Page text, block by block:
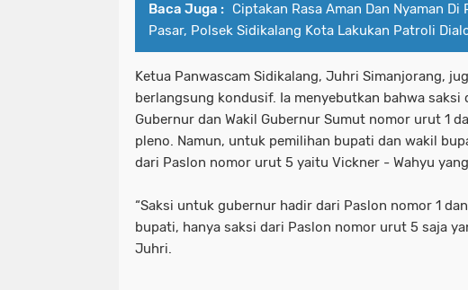
Baca Juga : Ciptakan Rasa Aman Dan Nyaman Di
Pasar, Polsek Sidikalang Kota Lakukan Patroli
Ketua Panwascam Sidikalang, Juhri Simanjorang,
berlangsung kondusif. Ia menyebutkan bahwa saksi
Gubernur dan Wakil Gubernur Sumut nomor urut 1
pleno. Namun, untuk pemilihan bupati dan wakil
dari Paslon nomor urut 5 yaitu Vickner - Wahyu
“Saksi untuk gubernur hadir dari Paslon nomor 1
bupati, hanya saksi dari Paslon nomor urut 5 saja
Juhri.